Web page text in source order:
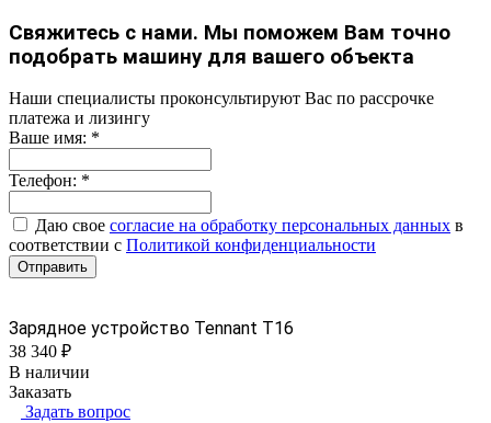
Свяжитесь с нами. Мы поможем Вам точно
подобрать машину для вашего объекта
Наши специалисты проконсультируют Вас по рассрочке
платежа и лизингу
Ваше имя: *
Телефон: *
Даю свое согласие на обработку персональных данных в
соответствии с Политикой конфиденциальности
Отправить
Зарядное устройство Tennant Т16
38 340 ₽
В наличии
Заказать
Задать вопрос